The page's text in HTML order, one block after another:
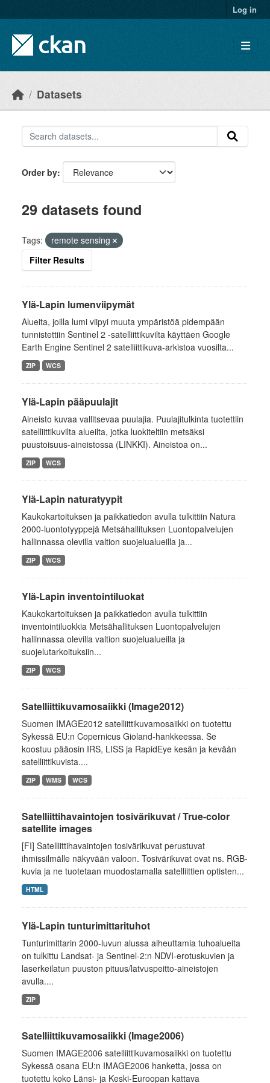
Log in
Datasets
Order by
29 datasets found
Tags:
remote sensing
Filter Results
Ylä-Lapin lumenviipymät
Alueita, joilla lumi viipyi muuta ympäristöä pidempään
tunnistettiin Sentinel 2 -satelliittikuvilta käyttäen Google
Earth Engine Sentinel 2 satelliittikuva-arkistoa vuosilta...
ZIP WCS
Ylä-Lapin pääpuulajit
Aineisto kuvaa vallitsevaa puulajia. Puulajitulkinta tuotettiin
satelliittikuvilta alueilta, jotka luokiteltiin metsäksi
puustoisuus-aineistossa (LINKKI). Aineistoa on...
ZIP WCS
Ylä-Lapin naturatyypit
Kaukokartoituksen ja paikkatiedon avulla tulkittiin Natura
2000-luontotyyppejä Metsähallituksen Luontopalvelujen
hallinnassa olevilla valtion suojelualueilla ja...
ZIP WCS
Ylä-Lapin inventointiluokat
Kaukokartoituksen ja paikkatiedon avulla tulkittiin
inventointiluokkia Metsähallituksen Luontopalvelujen
hallinnassa olevilla valtion suojelualueilla ja
suojelutarkoituksiin...
ZIP WCS
Satelliittikuvamosaiikki (Image2012)
Suomen IMAGE2012 satelliittikuvamosaiikki on tuotettu
Sykessä EU:n Copernicus Gioland-hankkeessa. Se
koostuu pääosin IRS, LISS ja RapidEye kesän ja kevään
satelliittikuvista....
ZIP WMS WCS
Satelliittihavaintojen tosivärikuvat / True-color
satellite images
[FI] Satelliittihavaintojen tosivärikuvat perustuvat
ihmissilmälle näkyvään valoon. Tosivärikuvat ovat ns. RGB-
kuvia ja ne tuotetaan muodostamalla satelliittien optisten...
HTML
Ylä-Lapin tunturimittarituhot
Tunturimittarin 2000-luvun alussa aiheuttamia tuhoalueita
on tulkittu Landsat- ja Sentinel-2:n NDVI-erotuskuvien ja
laserkeilatun puuston pituus/latvuspeitto-aineistojen
avulla....
ZIP
Satelliittikuvamosaiikki (Image2006)
Suomen IMAGE2006 satelliittikuvamosaiikki on tuotettu
Sykessä osana EU:n IMAGE2006 hanketta, jossa on
tuotettu koko Länsi- ja Keski-Euroopan kattava